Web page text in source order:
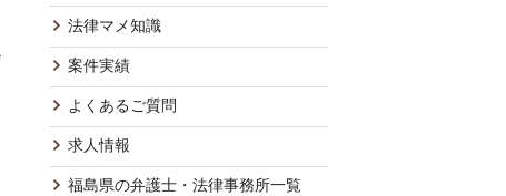
法律マメ知識
案件実績
よくあるご質問
求人情報
福島県の弁護士・法律事務所一覧